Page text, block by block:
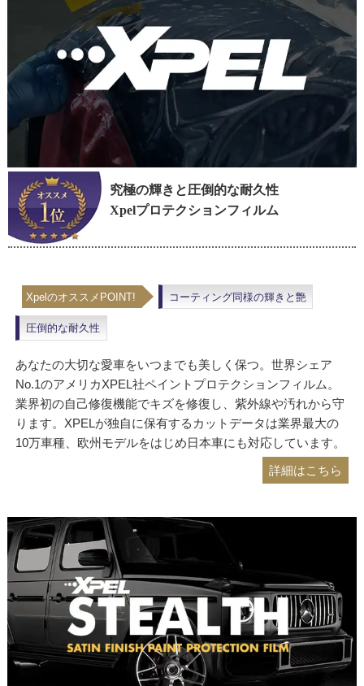
究極の輝きと圧倒的な耐久性
Xpelプロテクションフィルム
XpelのオススメPOINT! コーティング同様の輝きと艶
圧倒的な耐久性
あなたの大切な愛車をいつまでも美しく保つ。世界シェア
No.1のアメリカXPEL社ペイントプロテクションフィルム。
業界初の自己修復機能でキズを修復し、紫外線や汚れから守
ります。XPELが独自に保有するカットデータは業界最大の
10万車種、欧州モデルをはじめ日本車にも対応しています。
詳細はこちら